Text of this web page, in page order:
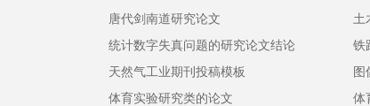
唐代剑南道研究论文
土
统计数字失真问题的研究论文结论
铁
天然气工业期刊投稿模板
图
体育实验研究类的论文
体